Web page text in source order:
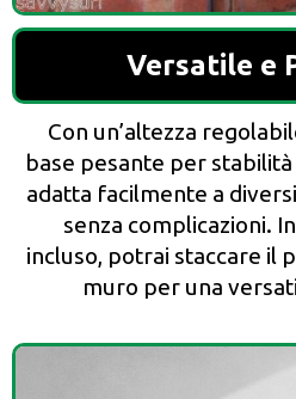
Versatile e
Con un’altezza
base pesante per
adatta facilmente a
senza complicazioni.
incluso, potrai staccare il
muro per una